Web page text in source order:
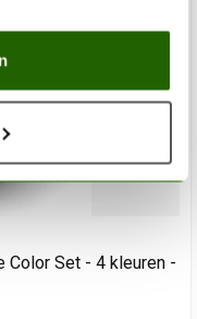
Color Set - 4 kleuren -